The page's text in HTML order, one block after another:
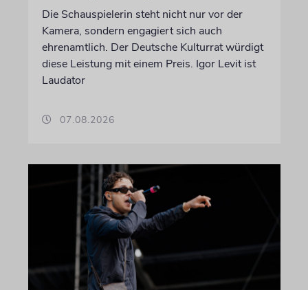
Die Schauspielerin steht nicht nur vor der
Kamera, sondern engagiert sich auch
ehrenamtlich. Der Deutsche Kulturrat würdigt
diese Leistung mit einem Preis. Igor Levit ist
Laudator
07.08.2026